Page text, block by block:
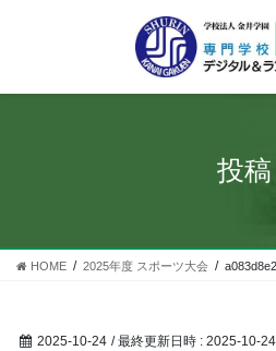
学校紹
受験生
学生サポ
投稿
HOME 2025年度 スポーツ大会
2025-10-24 / 最終更新日時 : 2025-10-24